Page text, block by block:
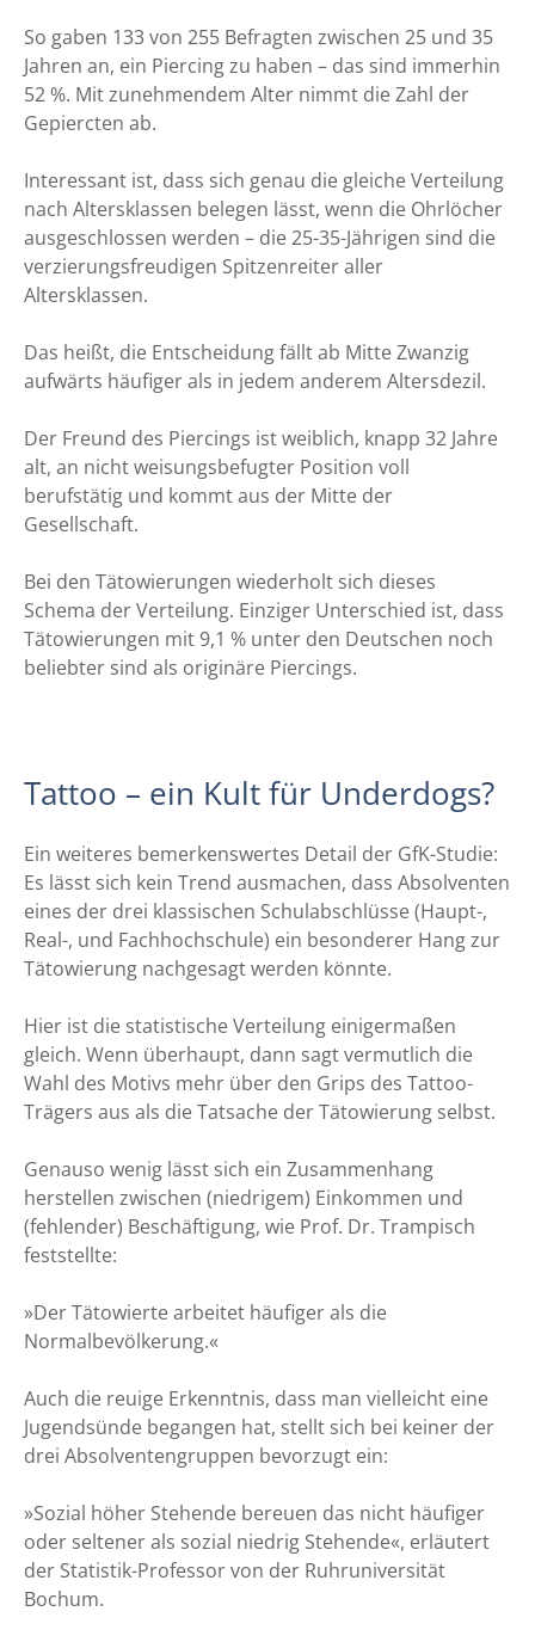
So gaben 133 von 255 Befragten zwischen 25 und 35
Jahren an, ein Piercing zu haben – das sind immerhin
52 %. Mit zunehmendem Alter nimmt die Zahl der
Gepiercten ab.
Interessant ist, dass sich genau die gleiche Verteilung
nach Altersklassen belegen lässt, wenn die Ohrlöcher
ausgeschlossen werden – die 25-35-Jährigen sind die
verzierungsfreudigen Spitzenreiter aller
Altersklassen.
Das heißt, die Entscheidung fällt ab Mitte Zwanzig
aufwärts häufiger als in jedem anderem Altersdezil.
Der Freund des Piercings ist weiblich, knapp 32 Jahre
alt, an nicht weisungsbefugter Position voll
berufstätig und kommt aus der Mitte der
Gesellschaft.
Bei den Tätowierungen wiederholt sich dieses
Schema der Verteilung. Einziger Unterschied ist, dass
Tätowierungen mit 9,1 % unter den Deutschen noch
beliebter sind als originäre Piercings.
Tattoo – ein Kult für Underdogs?
Ein weiteres bemerkenswertes Detail der GfK-Studie:
Es lässt sich kein Trend ausmachen, dass Absolventen
eines der drei klassischen Schulabschlüsse (Haupt-,
Real-, und Fachhochschule) ein besonderer Hang zur
Tätowierung nachgesagt werden könnte.
Hier ist die statistische Verteilung einigermaßen
gleich. Wenn überhaupt, dann sagt vermutlich die
Wahl des Motivs mehr über den Grips des Tattoo-
Trägers aus als die Tatsache der Tätowierung selbst.
Genauso wenig lässt sich ein Zusammenhang
herstellen zwischen (niedrigem) Einkommen und
(fehlender) Beschäftigung, wie Prof. Dr. Trampisch
feststellte:
»Der Tätowierte arbeitet häufiger als die
Normalbevölkerung.«
Auch die reuige Erkenntnis, dass man vielleicht eine
Jugendsünde begangen hat, stellt sich bei keiner der
drei Absolventengruppen bevorzugt ein:
»Sozial höher Stehende bereuen das nicht häufiger
oder seltener als sozial niedrig Stehende«, erläutert
der Statistik-Professor von der Ruhruniversität
Bochum.